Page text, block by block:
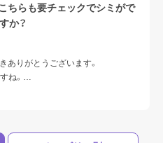
んでみてください。
ちらも要チェックでシミがで
か？
ありがとうございます。
ね。
ご案内いたします。